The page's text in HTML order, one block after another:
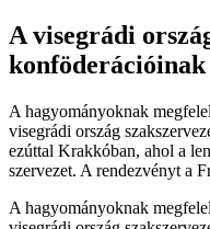
A visegrádi
A hagyományoknak
visegrádi ország
ezúttal Krakkóban, ahol a
szervezet. A rendezvényt a
A hagyományoknak